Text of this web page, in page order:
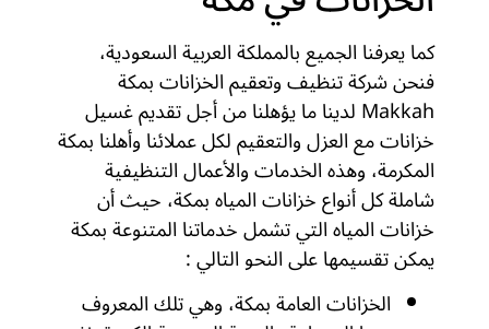
كما يعرفنا الجميع بالمملكة العربية السعودية،
فنحن شركة تنظيف وتعقيم الخزانات بمكة
Makkah لدينا ما يؤهلنا من أجل تقديم غسيل
خزانات مع العزل والتعقيم لكل عملائنا وأهلنا بمكة
المكرمة، وهذه الخدمات والأعمال التنظيفية
شاملة كل أنواع خزانات المياه بمكة، حيث أن
خزانات المياه التي تشمل خدماتنا المتنوعة بمكة
يمكن تقسيمها على النحو التالي :
الخزانات العامة بمكة، وهي تلك المعروف